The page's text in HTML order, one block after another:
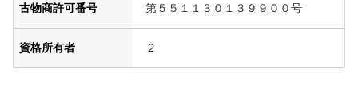
古物商許可番号 第５５１１３０１３９９００号
資格所有者 ２